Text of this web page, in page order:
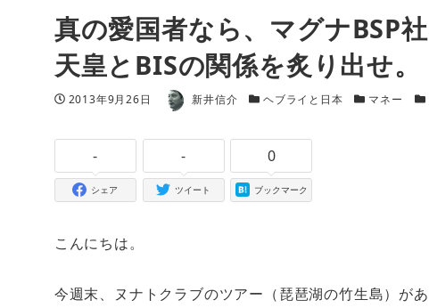
真の愛国者なら、マグナBSP
天皇とBISの関係を炙り出せ。
投稿日
2013年9月26日 著者 新井信介 カテゴリー
ヘブライと日本 カテゴリー
マネー カ
-
シェア
-
ツイート
0
ブックマーク
こんにちは。
今週末、ヌナトクラブのツアー（琵琶湖の竹生島）が